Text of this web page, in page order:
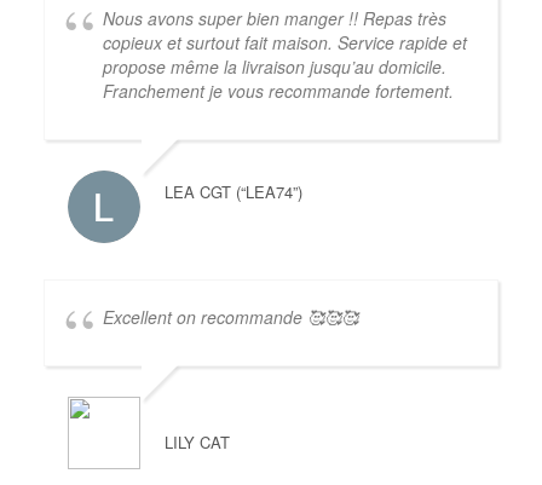
Nous avons super bien manger !! Repas très
copieux et surtout fait maison. Service rapide et
propose même la livraison jusqu’au domicile.
Franchement je vous recommande fortement.
LEA CGT (“LEA74”)
Excellent on recommande 🥰🥰🥰
LILY CAT